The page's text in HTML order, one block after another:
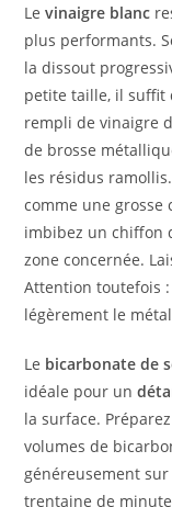
Levinaigre blanc
plus performants.
la dissout
petite taille, il suffit
rempli de vinaigre
de brosse
les résidus
comme une
imbibez un chiffon
zone concernée.
Attention toutefois
légèrement le
Le bicarbonate de
idéale pour un
la surface.
volumes de
généreusement
trentaine de